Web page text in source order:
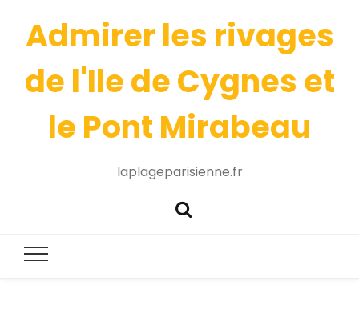
Admirer les rivages
de l'Ile de Cygnes et
le Pont Mirabeau
laplageparisienne.fr